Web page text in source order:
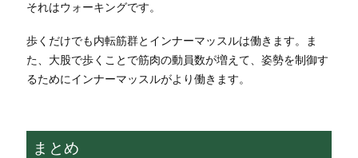
それはウォーキングです。
歩くだけでも内転筋群とインナーマッスルは働きます。ま
た、大股で歩くことで筋肉の動員数が増えて、姿勢を制御す
るためにインナーマッスルがより働きます。
まとめ